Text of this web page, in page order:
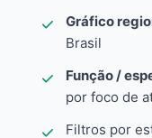
Gráfico
Brasil
Função /
por foco de
Filtros por